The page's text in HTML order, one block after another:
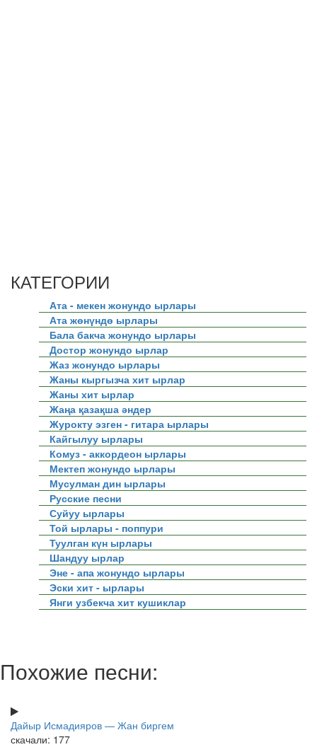
КАТЕГОРИИ
Ата - мекен жонундо ырлары
Ата жөнүндө ырлары
Бала бакча жонундо ырлары
Достор жонундо ырлар
Жаз жонундо ырлары
Жаны кыргызча хит ырлар
Жаны хит ырлар
Жаңа қазақша әндер
Журокту эзген - гитара ырлары
Кайгылуу ырлары
Комуз - аккордеон ырлары
Мектеп жонундо ырлары
Мусулман дин ырлары
Русские песни
Суйуу ырлары
Той ырлары - поппури
Туулган күн ырлары
Шандуу ырлар
Эне - апа жонундо ырлары
Эски хит - ырлары
Янги узбекча хит кушиклар
Похожие песни:
Дайыр Исмадияров — Жан биргем
скачали: 177